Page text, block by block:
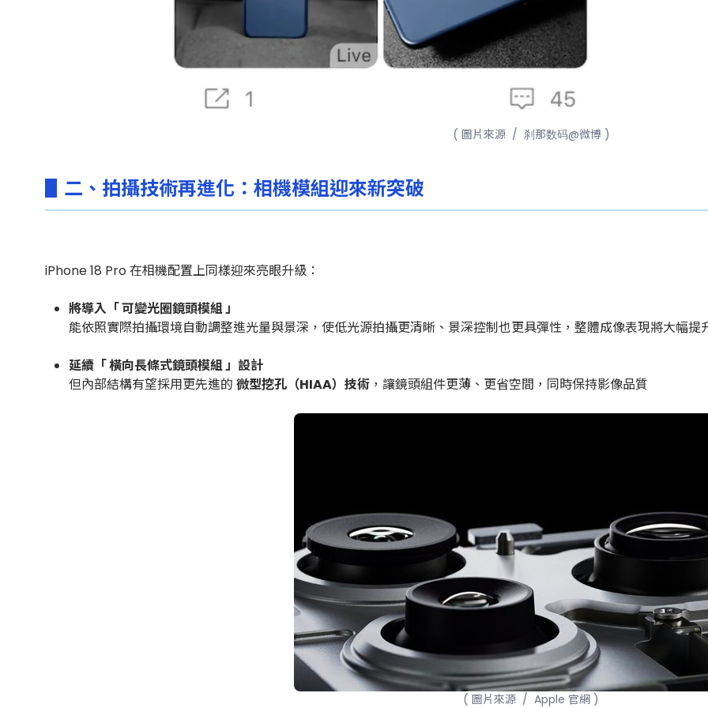
( 圖片來源 / 刹那数码@微博 )
▋二、拍攝技術再進化：相機模組迎來新突破
iPhone 18 Pro 在相機配置上同樣迎來亮眼升級：
將導入「 可變光圈鏡頭模組 」
能依照實際拍攝環境自動調整進光量與景深，使低光源拍攝更清晰、景深控制也更具彈性，整體成像表現將大幅提
延續「橫向長條式鏡頭模組 」 設計
但內部結構有望採用更先進的 微型挖孔（HIAA）技術 ，讓鏡頭組件更薄、更省空間，同時保持影像品質
( 圖片來源 / Apple 官網 )